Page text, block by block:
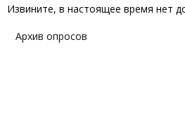
Извините, в настоящее время нет
Архив опросов